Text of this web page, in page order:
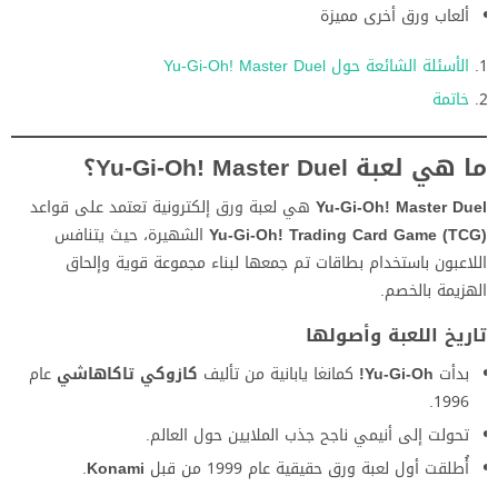
ألعاب ورق أخرى مميزة
الأسئلة الشائعة حول Yu-Gi-Oh! Master Duel
خاتمة
ما هي لعبة Yu-Gi-Oh! Master Duel؟
Yu-Gi-Oh! Master Duel هي لعبة ورق إلكترونية تعتمد على قواعد
Yu-Gi-Oh! Trading Card Game (TCG) الشهيرة، حيث يتنافس
اللاعبون باستخدام بطاقات تم جمعها لبناء مجموعة قوية وإلحاق
الهزيمة بالخصم.
تاريخ اللعبة وأصولها
بدأت Yu-Gi-Oh! كمانغا يابانية من تأليف كازوكي تاكاهاشي عام
1996.
تحولت إلى أنيمي ناجح جذب الملايين حول العالم.
أُطلقت أول لعبة ورق حقيقية عام 1999 من قبل
Konami
.